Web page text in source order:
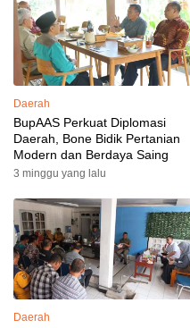
Daerah
BupAAS Perkuat Diplomasi
Daerah, Bone Bidik Pertanian
Modern dan Berdaya Saing
3 minggu yang lalu
Daerah